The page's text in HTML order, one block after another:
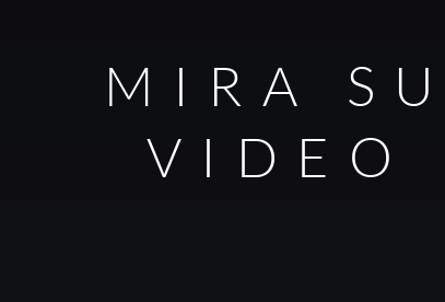
MIRA SU
VIDEO